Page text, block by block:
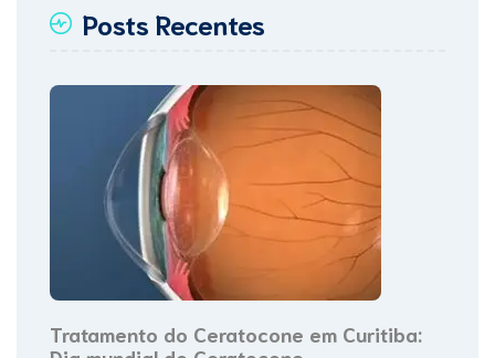
Posts Recentes
Tratamento do Ceratocone em Curitiba: